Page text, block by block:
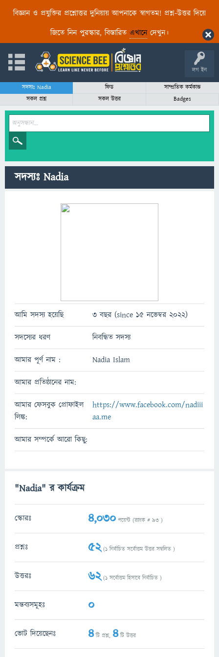
বিজ্ঞান ও প্রযুক্তির প্রশ্নোত্তর দুনিয়ায় আপনাকে স্বাগতম! প্রশ্ন-উত্তর দিয়ে
জিতে নিন পুরস্কার, বিস্তারিত এখানেদেখুন।
লগ ইন
সদস্যঃ Nadia ফিড
সাম্প্রতিক কর্মকান্ড
সকল প্রশ্ন
সকল উত্তর Badges
সদস্যঃ Nadia
আমি সদস্য হয়েছি 3 বছর (since 15 নভেম্বর 2022)
সদস্যের ধরণ নিবন্ধিত সদস্য
আমার পূর্ণ নাম : Nadia Islam
আমার প্রতিষ্ঠানের নাম:
আমার ফেসবুক প্রোফাইল
লিঙ্ক:
https://www.facebook.com/nadiii
aa.me
আমার সম্পর্কে আরো কিছু:
"Nadia" র কার্যক্রম
স্কোরঃ 4,030 পয়েন্ট (র‌্যাংক # 93 )
প্রশ্নঃ 52(1নির্বাচিত সর্বোত্তম উত্তর সম্বলিত )
উত্তরঃ 62(1সর্বোত্তম হিসাবে নির্বাচিত )
মন্তব্যসমূহঃ 0
ভোট দিয়েছেনঃ 4টি প্রশ্ন, 4টি উত্তর